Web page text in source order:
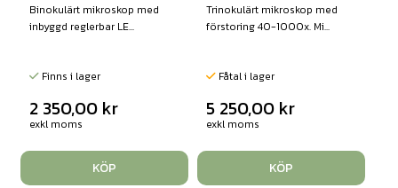
Binokulärt mikroskop med
inbyggd reglerbar LE...
Finns i lager
2 350,00 kr
exkl moms
KÖP
Trinokulärt mikroskop med
förstoring 40-1000x. Mi...
Fåtal i lager
5 250,00 kr
exkl moms
KÖP